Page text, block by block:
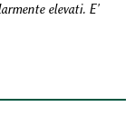
elevati. E'